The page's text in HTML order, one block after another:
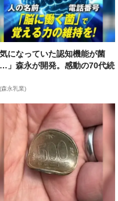
気になっていた認知機能が菌
」森永が開発。感動の70代続
森永乳業)